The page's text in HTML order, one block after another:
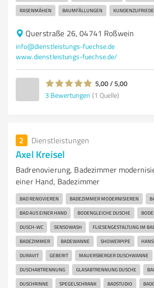
RASENMÄHEN BAUMFÄLLUNGEN
Querstraße 26, 04741 Roßwein
info@dienstleistungs-fuechse.de
www.dienstleistungs-fuechse.de/
5,00 / 5,00
3 Bewertungen (1 Quelle)
2 Dienstleistungen
Axel Kreisel
Badrenovierung, Badezimmer
einer Hand, Badezimmer
BAD RENOVIEREN BADEZIMMER MODERNISIEREN
BAD AUS EINER HAND BODENGLEICHE DUSCHE
DUSCH-WC SENSOWASH FLIESENGESTALTUNG IM
BADEZIMMER BADEWANNE SHOWERPIPE
DURAVIT GEBERIT MAUERSBERGER DUSCHWANNE
DUSCHABTRENNUNG GLASABTRENNUNG DUSCHE
DUSCHRINNE SPEGELSCHRANK BADSTUDIO